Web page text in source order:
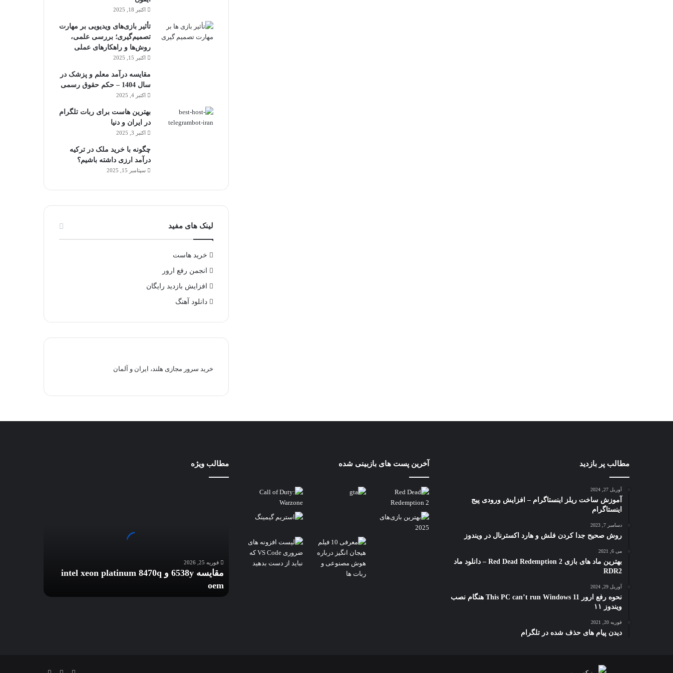
اکتبر 18, 2025
تأثیر بازی‌های ویدیویی بر مهارت
تصمیم‌گیری؛ بررسی علمی،
روش‌ها و راهکارهای عملی
اکتبر 15, 2025
مقایسه درآمد معلم و پزشک در
سال 1404 – حکم حقوق رسمی
اکتبر 4, 2025
بهترین هاست برای ربات تلگرام
در ایران و دنیا
اکتبر 3, 2025
چگونه با خرید ملک در ترکیه
درآمد ارزی داشته باشیم؟
سپتامبر 15, 2025
لینک های مفید
خرید هاست
انجمن رفع ارور
افزایش بازدید رایگان
دانلود آهنگ
خرید سرور مجازی هلند، ایران و آلمان
مطالب پر بازدید
آوریل 27, 2024
آموزش ساخت ریلز اینستاگرام – افزایش ورودی پیج
اینستاگرام
دسامبر 7, 2023
روش صحیح جدا کردن فلش و هارد اکسترنال در ویندوز
می 6, 2021
بهترین ماد های بازی Red Dead Redemption 2 – دانلود ماد
RDR2
آوریل 29, 2024
نحوه رفع ارور This PC can’t run Windows 11 هنگام نصب
ویندوز ۱۱
فوریه 20, 2021
دیدن پیام های حذف شده در تلگرام
آخرین پست های بازبینی شده مطالب ویژه
oemفوریه 25, 2026
مقایسه 6538y و intel xeon platinum 8470q
oem